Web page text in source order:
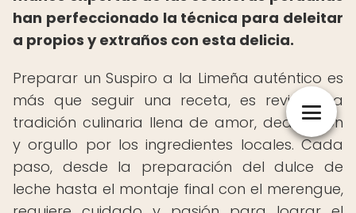
han perfeccionado la técnica para deleitar
a propios y extraños con esta delicia.
Preparar un Suspiro a la Limeña auténtico es
más que seguir una receta, es revivir una
tradición culinaria llena de amor, dedicación
y orgullo por los ingredientes locales. Cada
paso, desde la preparación del dulce de
leche hasta el montaje final con el merengue,